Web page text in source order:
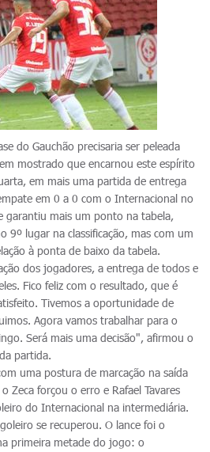
do Gauchão precisaria ser peleada
mostrado que encarnou este espírito
em mais uma partida de entrega
em 0 a 0 com o Internacional no
garantiu mais um ponto na tabela,
9º lugar na classificação, mas com um
à ponta de baixo da tabela.
dos jogadores, a entrega de todos e
Fico feliz com o resultado, que é
Tivemos a oportunidade de
Agora vamos trabalhar para o
Será mais uma decisão", afirmou o
partida.
uma postura de marcação na saída
Zeca forçou o erro e Rafael Tavares
do Internacional na intermediária.
se recuperou. O lance foi o
primeira metade do jogo: o